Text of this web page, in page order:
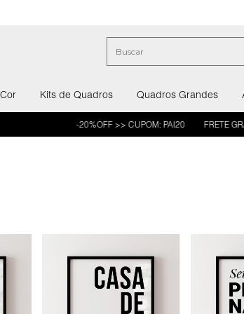
Kits de Quadros Quadros Grandes
-20%OFF >> CUPOM: PAI20 FRETE GRÁTIS >>> 10X